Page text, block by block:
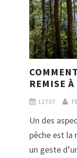
REMISE À
12737
Un des
pêche est la
un geste